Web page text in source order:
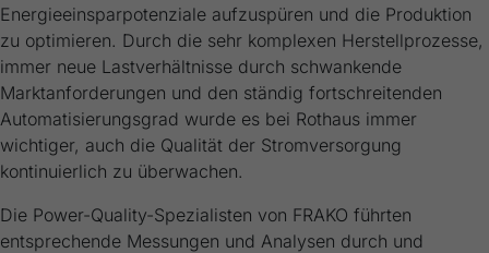
Energieeinsparpotenziale aufzuspüren und die Produktion
zu optimieren. Durch die sehr komplexen Herstellprozesse,
immer neue Lastverhältnisse durch schwankende
Marktanforderungen und den ständig fortschreitenden
Automatisierungsgrad wurde es bei Rothaus immer
wichtiger, auch die Qualität der Stromversorgung
kontinuierlich zu überwachen.
Die Power-Quality-Spezialisten von FRAKO führten
entsprechende Messungen und Analysen durch und